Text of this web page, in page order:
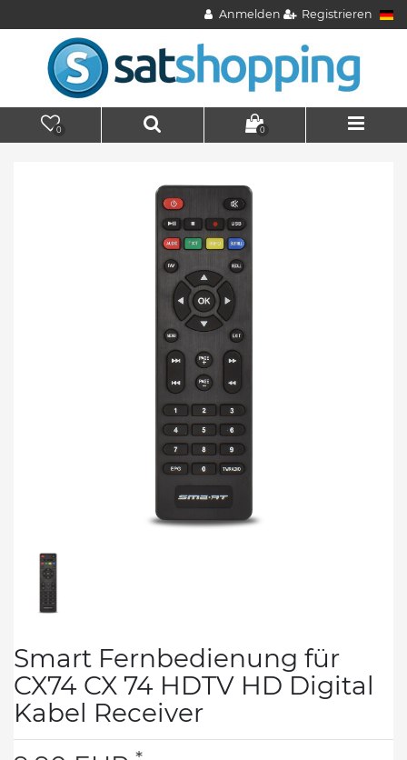
Anmelden Registrieren
0 0
Smart Fernbedienung für
CX74 CX 74 HDTV HD Digital
Kabel Receiver